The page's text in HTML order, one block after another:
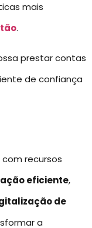
mais
.
prestar contas
de confiança
com recursos
eficiente,
de
a